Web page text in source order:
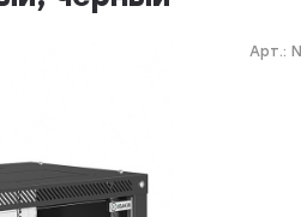
Арт.: